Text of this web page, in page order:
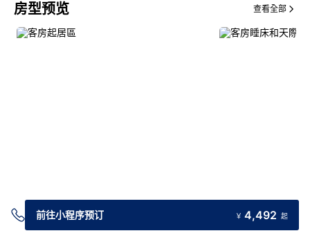
房型预览 查看全部
交通指引
前往小程序预订 ￥ 4,492 起